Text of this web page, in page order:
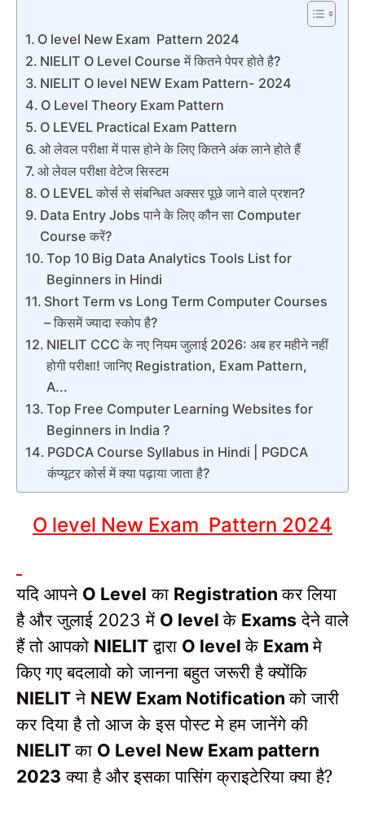
O level New Exam Pattern 2024
NIELIT O Level Course में कितने पेपर होते है?
NIELIT O level NEW Exam Pattern- 2024
O Level Theory Exam Pattern
O LEVEL Practical Exam Pattern
ओ लेवल परीक्षा में पास होने के लिए कितने अंक लाने होते हैं
ओ लेवल परीक्षा वेटेज सिस्टम
O LEVEL कोर्स से संबन्धित अक्सर पूछे जाने वाले प्रशन?
Data Entry Jobs पाने के लिए कौन सा Computer
Course करें?
Top 10 Big Data Analytics Tools List for
Beginners in Hindi
Short Term vs Long Term Computer Courses
– किसमें ज्यादा स्कोप है?
NIELIT CCC के नए नियम जुलाई 2026: अब हर महीने नहीं
होगी परीक्षा! जानिए Registration, Exam Pattern,
A...
Top Free Computer Learning Websites for
Beginners in India ?
PGDCA Course Syllabus in Hindi | PGDCA
कंप्यूटर कोर्स में क्या पढ़ाया जाता है?
O level New Exam Pattern 2024
यदि आपने O Level का Registrationकर लिया
है और जुलाई 2023में O levelके Exams देने वाले
हैं तो आपको NIELIT द्वारा O levelके Examमे
किए गए बदलावो को जानना बहुत जरूरी है क्योंकि
NIELIT ने NEW Exam Notificationको जारी
कर दिया है तो आज के इस पोस्ट मे हम जानेंगे की
NIELITका O Level New Exam pattern
2023 क्या है और इसका पासिंग क्राइटेरिया क्या है?